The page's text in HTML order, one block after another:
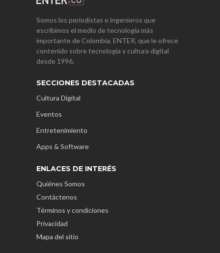
Somos los periodistas e ingenieros que
escribimos el medio de tecnología más
importante de Colombia, ENTER, que le ofrece
contenido sobre tecnología y cultura digital
desde 1996.
SECCIONES DESTACADAS
Cultura Digital
Eventos
Entretenimiento
Apps & Software
ENLACES DE INTERÉS
Quiénes Somos
Contáctenos
Términos y condiciones
Privacidad
Mapa del sitio